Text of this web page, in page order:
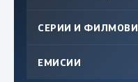
СЕРИИ И ФИЛМОВИ
ЕМИСИИ